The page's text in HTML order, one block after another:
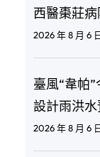
西醫棗莊
2026 年 8 月 6
臺風“韋帕
設計雨洪
2026 年 8 月 6